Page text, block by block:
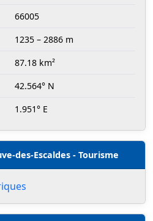
66005
1235 – 2886 m
87.18 km²
42.564° N
1.951° E
des-Escaldes - Tourisme